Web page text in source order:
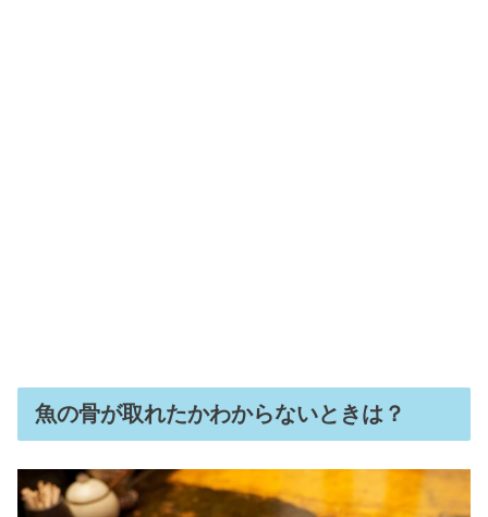
魚の骨が取れたかわからないときは？